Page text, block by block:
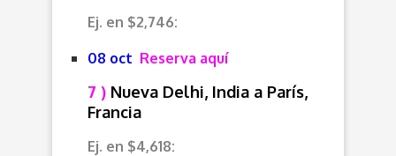
Ej. en $2,746:
08 oct Reserva aquí
7 ) Nueva Delhi, India a París,
Francia
Ej. en $4,618: